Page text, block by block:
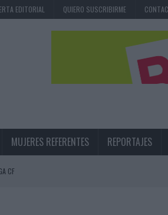
EDITORIAL QUIERO SUSCRIBIRME
MUJERES REFERENTES REPORTAJES
CF
LOS MEDIOS CONTROLADOS MANTIENEN EL